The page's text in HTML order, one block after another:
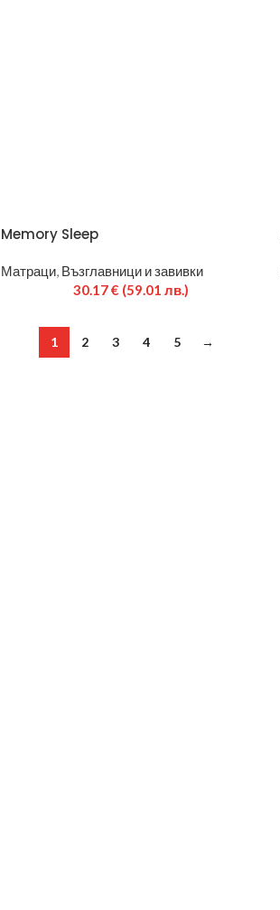
Memory Sleep
Матраци, Възглавници и завивки
30.17€ (59.01 лв.)
1 2 3 4 5 →